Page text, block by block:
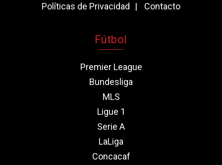
Políticas de Privacidad
Contacto
Fútbol
Premier League
Bundesliga
MLS
Ligue 1
Serie A
LaLiga
Concacaf